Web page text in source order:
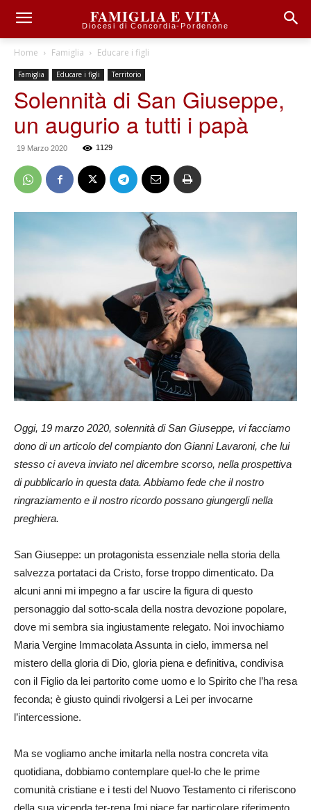
FAMIGLIA E VITA
Diocesi di Concordia-Pordenone
Home Famiglia Educare i figli
Famiglia Educare i figli Territorio
Solennità di San Giuseppe,
un augurio a tutti i papà
19 Marzo 2020 1129
Oggi, 19 marzo 2020, solennità di San Giuseppe, vi facciamo
dono di un articolo del compianto don Gianni Lavaroni, che lui
stesso ci aveva inviato nel dicembre scorso, nella prospettiva
di pubblicarlo in questa data. Abbiamo fede che il nostro
ringraziamento e il nostro ricordo possano giungergli nella
preghiera.
San Giuseppe: un protagonista essenziale nella storia della
salvezza portataci da Cristo, forse troppo dimenticato. Da
alcuni anni mi impegno a far uscire la figura di questo
personaggio dal sotto-scala della nostra devozione popolare,
dove mi sembra sia ingiustamente relegato. Noi invochiamo
Maria Vergine Immacolata Assunta in cielo, immersa nel
mistero della gloria di Dio, gloria piena e definitiva, condivisa
con il Figlio da lei partorito come uomo e lo Spirito che l’ha resa
feconda; è giusto quindi rivolgersi a Lei per invocarne
l’intercessione.
Ma se vogliamo anche imitarla nella nostra concreta vita
quotidiana, dobbiamo contemplare quel-lo che le prime
comunità cristiane e i testi del Nuovo Testamento ci riferiscono
della sua vicenda ter-rena [mi piace far particolare riferimento